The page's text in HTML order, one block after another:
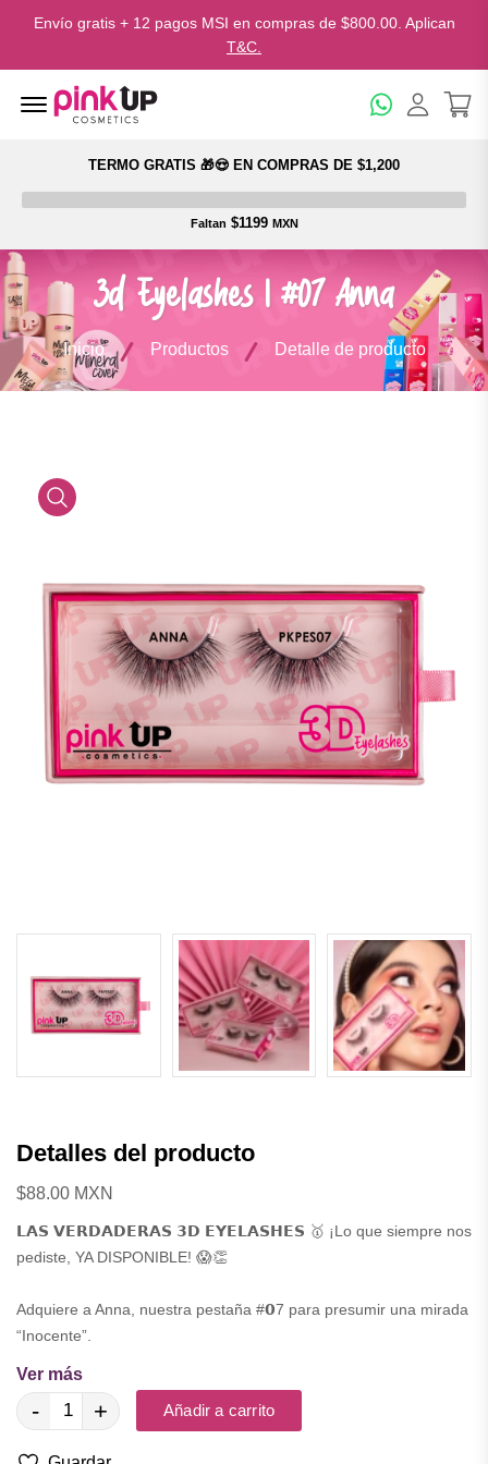
Envío gratis + 12 pagos MSI en compras de $800.00. Aplican
T&C.
Menu Open
TERMO GRATIS 🎁😍 EN COMPRAS DE $1,200
Faltan $1199 MXN
3d Eyelashes | #07 Anna
Inicio Productos Detalle de producto
Detalles del producto
$88.00 MXN
𝗟𝗔𝗦 𝗩𝗘𝗥𝗗𝗔𝗗𝗘𝗥𝗔𝗦 𝟯𝗗 𝗘𝗬𝗘𝗟𝗔𝗦𝗛𝗘𝗦 🥇 ¡Lo que siempre nos
pediste, YA DISPONIBLE! 😱👏
Adquiere a Anna, nuestra pestaña #𝟬7 para presumir una mirada
“Inocente”.
¿Pestaña postizas naturales? 🤔
¡Conoce este efecto con nuestra pestaña 3D! 😍
Ver más
- + Añadir a carrito